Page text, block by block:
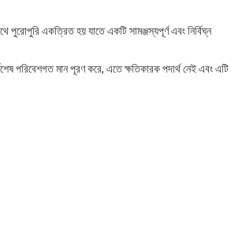
পুরোপুরি একত্রিত হয় যাতে একটি সামঞ্জস্যপূর্ণ এবং নির্বিঘ্ন
পরিবেশগত মান পূরণ করে, এতে ক্ষতিকারক পদার্থ নেই এবং এটি